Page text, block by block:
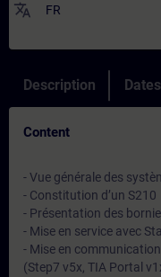
translate FR
Description
Content
- Vue générale des
- Constitution d’un S210
- Présentation des
- Mise en service avec
- Mise en
(Step7 v5x, TIA Portal